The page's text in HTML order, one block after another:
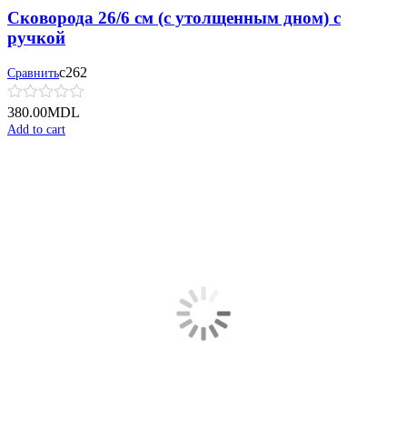
Сковорода 26/6 см (с утолщенным дном) с
ручкой
Сравнитьс262
380.00MDL
Add to cart